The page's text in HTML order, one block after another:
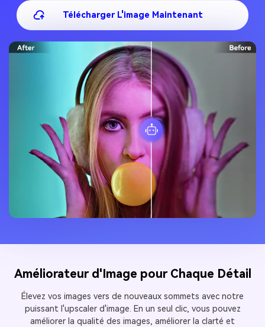
Supprimer le flou de l'image du texte
Supprimer le flou des images dans Photoshop
En Savoir Plus >
Conseils de couleur automatique
Coloriser vos photos historiques
Éclaircir les photos sombres
Éclaircir l'image sur Handy
En Savoir Plus >
Télécharger L'image Maintenant
Améliorateur d'Image pour Chaque Détail
Élevez vos images vers de nouveaux sommets avec notre
puissant l'upscaler d'image. En un seul clic, vous pouvez
améliorer la qualité des images, améliorer la clarté et